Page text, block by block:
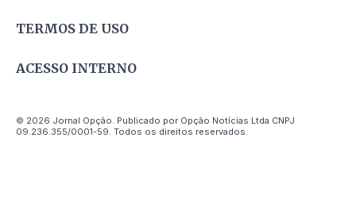
TERMOS DE USO
ACESSO INTERNO
© 2026 Jornal Opção. Publicado por Opção Notícias Ltda CNPJ
09.236.355/0001-59. Todos os direitos reservados.